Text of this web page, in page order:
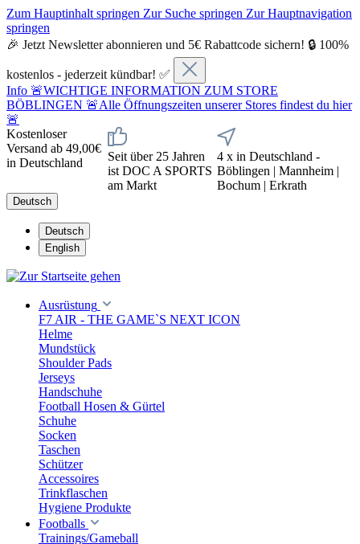
Zum Hauptinhalt springen Zur Suche springen Zur Hauptnavigation
springen
🎉 Jetzt Newsletter abonnieren und 5€ Rabattcode sichern! 🔒 100%
kostenlos - jederzeit kündbar! ✅
Info 🚨WICHTIGE INFORMATION ZUM STORE
BÖBLINGEN 🚨Alle Öffnungszeiten unserer Stores findest du hier
🚨
Kostenloser
Versand ab 49,00€
in Deutschland
Seit über 25 Jahren
ist DOC A SPORTS
am Markt
4 x in Deutschland -
Böblingen | Mannheim |
Bochum | Erkrath
Deutsch
Deutsch
English
Ausrüstung
F7 AIR - THE GAME`S NEXT ICON
Helme
Mundstück
Shoulder Pads
Jerseys
Handschuhe
Football Hosen & Gürtel
Schuhe
Socken
Taschen
Schützer
Accessoires
Trinkflaschen
Hygiene Produkte
Footballs
Trainings/Gameball